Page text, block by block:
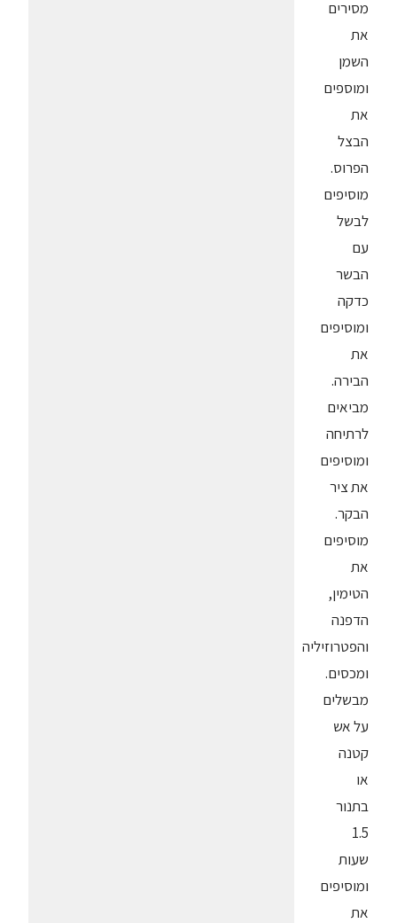
מסירים
את
השמן
ומוספים
את
הבצל
הפרוס.
מוסיפים
לבשל
עם
הבשר
כדקה
ומוסיפים
את
הבירה.
מביאים
לרתיחה
ומוסיפים
את ציר
הבקר.
מוסיפים
את
הטימין,
הדפנה
והפטרוזיליה
ומכסים.
מבשלים
על אש
קטנה
או
בתנור
1.5
שעות
ומוסיפים
את